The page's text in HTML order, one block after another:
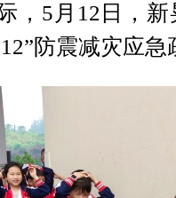
，5月12日，
防震减灾应